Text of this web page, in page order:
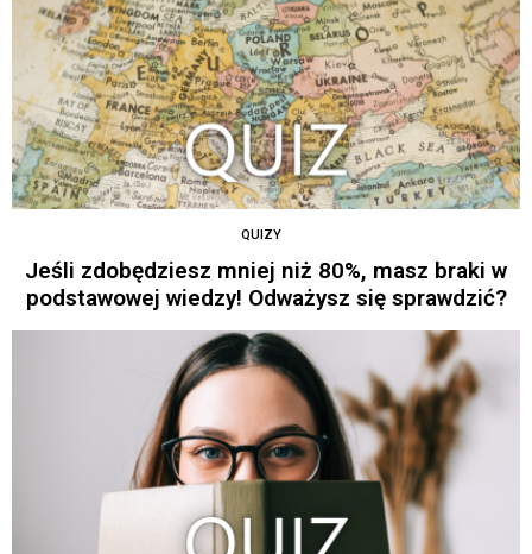
QUIZY
Jeśli zdobędziesz mniej niż 80%, masz braki w
podstawowej wiedzy! Odważysz się sprawdzić?